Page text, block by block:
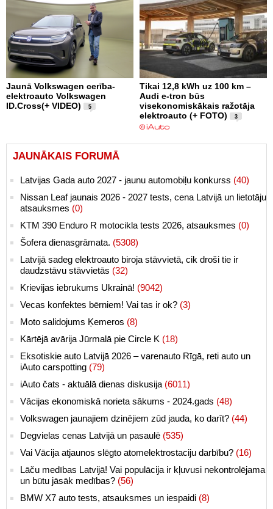
Jaunā Volkswagen cerība-
elektroauto Volkswagen
ID.Cross(+ VIDEO)
5
Tikai 12,8 kWh uz 100 km –
Audi e-tron būs
visekonomiskākais ražotāja
elektroauto (+ FOTO)
3
JAUNĀKAIS FORUMĀ
Latvijas Gada auto 2027 - jaunu automobiļu konkurss (40)
Nissan Leaf jaunais 2026 - 2027 tests, cena Latvijā un lietotāju
atsauksmes (0)
KTM 390 Enduro R motocikla tests 2026, atsauksmes (0)
Šofera dienasgrāmata. (5308)
Latvijā sadeg elektroauto biroja stāvvietā, cik droši tie ir
daudzstāvu stāvvietās (32)
Krievijas iebrukums Ukrainā! (9042)
Vecas konfektes bērniem! Vai tas ir ok? (3)
Moto salidojums Ķemeros (8)
Kārtējā avārija Jūrmalā pie Circle K (18)
Eksotiskie auto Latvijā 2026 – varenauto Rīgā, reti auto un
iAuto carspotting (79)
iAuto čats - aktuālā dienas diskusija (6011)
Vācijas ekonomiskā norieta sākums - 2024.gads (48)
Volkswagen jaunajiem dzinējiem zūd jauda, ko darīt? (44)
Degvielas cenas Latvijā un pasaulē (535)
Vai Vācija atjaunos slēgto atomelektrostaciju darbību? (16)
Lāču medības Latvijā! Vai populācija ir kļuvusi nekontrolējama
un būtu jāsāk medības? (56)
BMW X7 auto tests, atsauksmes un iespaidi (8)